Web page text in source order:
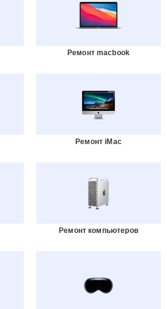
Ремонт macbook
Ремонт iMac
Ремонт компьютеров